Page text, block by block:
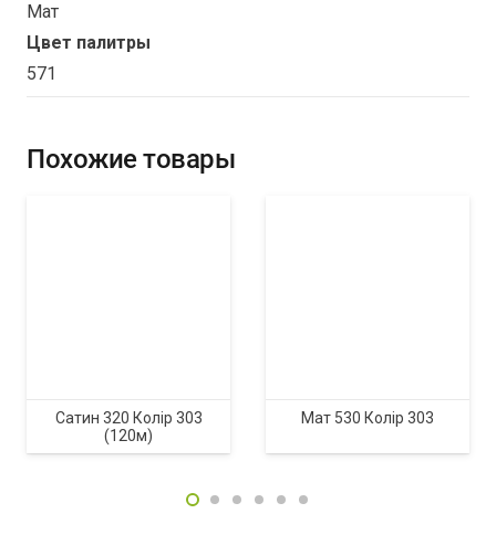
Мат
Цвет палитры
571
Похожие товары
Сатин 320 Колір 303
(120м)
Мат 530 Колір 303